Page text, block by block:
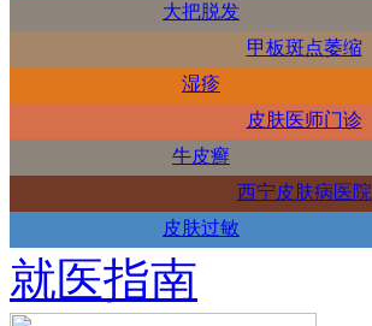
大把脱发
甲板斑点萎缩
湿疹
皮肤医师门诊
牛皮癣
西宁皮肤病医院
皮肤过敏
就医指南